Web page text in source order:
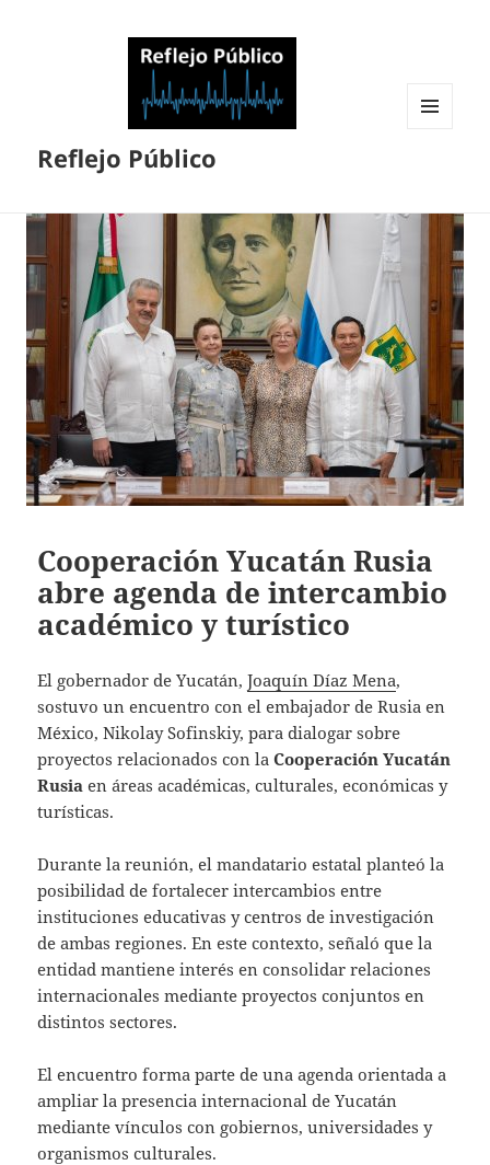
Reflejo Público
Cooperación Yucatán Rusia
abre agenda de intercambio
académico y turístico
El gobernador de Yucatán,Joaquín Díaz Mena,
sostuvo un encuentro con el embajador de Rusia en
México, Nikolay Sofinskiy, para dialogar sobre
proyectos relacionados con laCooperación Yucatán
Rusia en áreas académicas, culturales, económicas y
turísticas.
Durante la reunión, el mandatario estatal planteó la
posibilidad de fortalecer intercambios entre
instituciones educativas y centros de investigación
de ambas regiones. En este contexto, señaló que la
entidad mantiene interés en consolidar relaciones
internacionales mediante proyectos conjuntos en
distintos sectores.
El encuentro forma parte de una agenda orientada a
ampliar la presencia internacional de Yucatán
mediante vínculos con gobiernos, universidades y
organismos culturales.